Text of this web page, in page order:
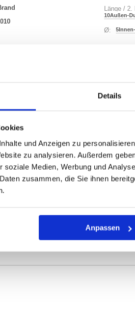
Details
und Anzeigen zu
zu analysieren. Außerdem
soziale Medien, Werbung und
zusammen, die Sie ihnen
Anpassen
Länge / 2.
10Außen-
Ø:
Lager